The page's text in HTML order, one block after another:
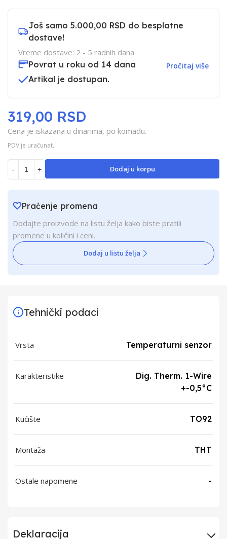
Još samo 5.000,00 RSD do besplatne
dostave!
Vreme dostave: 2 - 5 radnih dana
Povrat u roku od 14 dana
Pročitaj više
Artikal je dostupan.
Cena je iskazana u dinarima, po komadu.
PDV je uračunat.
319,00 RSD
- + Dodaj u korpu
Praćenje promena
Dodajte proizvode na listu želja kako biste pratili
promene u količini i ceni.
Dodaj u listu želja
Tehnički podaci
Vrsta Temperaturni senzor
Karakteristike
Dig. Therm. 1-Wire
+-0,5°C
Kućište TO92
Montaža THT
Ostale napomene -
Deklaracija